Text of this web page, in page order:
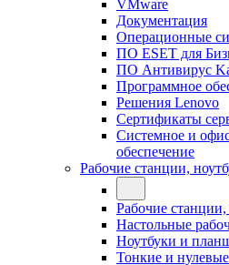
VMware
Документация
Операционные
ПО ESET для
ПО Антивирус
Программное
Решения Lenovo
Сертификаты
Системное и
обеспечение
Рабочие станции,
Рабочие станции,
Настольные
Ноутбуки и
Тонкие и